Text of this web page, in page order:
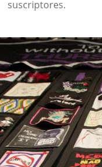
suscriptores.